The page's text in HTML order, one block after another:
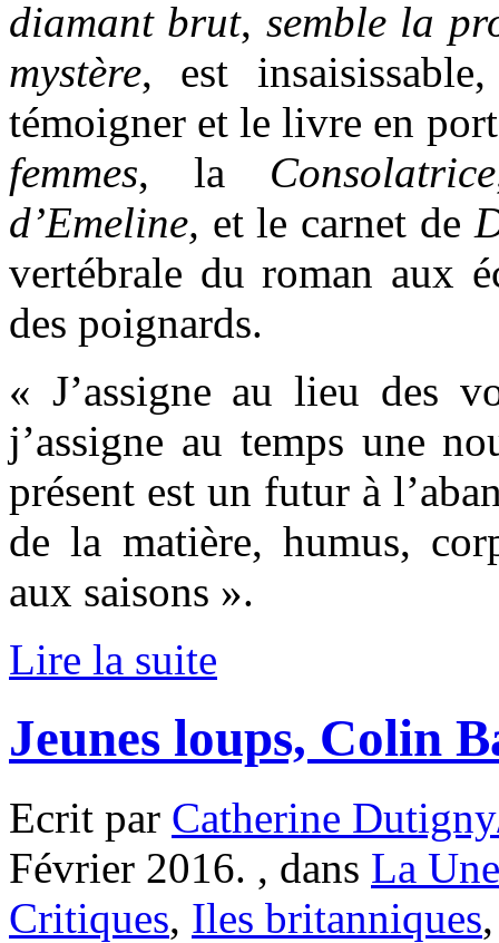
diamant brut, semble la
mystère, est
témoigner et le livre en
femmes, la Consolatrice
d’Emeline, et le carnet de
vertébrale du roman aux
des poignards.
« J’assigne au lieu des
j’assigne au temps une
présent est un futur à
de la matière, humus,
aux saisons ».
Lire la suite
Jeunes loups, Colin
Ecrit par Catherine
Février 2016. , dans La
Critiques, Iles britanniques